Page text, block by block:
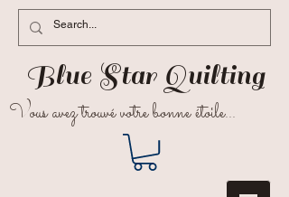
Blue Star Quilting
Vous avez trouvé votre bonne étoile...